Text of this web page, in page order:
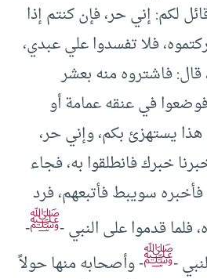
لكم: إني حر، فإن كنتم إذا
فلا تفسدوا علي عبدي،
قال: فاشتروه منه بعشر
في عنقه عمامة أو
هذا يستهزئ بكم، وإني حر،
خبرك فانطلقوا به، فجاء
سويبط فأتبعهم، فرد
فلما قدموا على النبي -ﷺ-
-ﷺ- وأصحابه منها حولاً